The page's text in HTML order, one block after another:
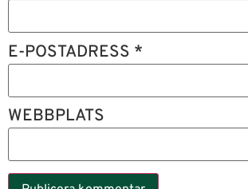
E-POSTADRESS *
WEBBPLATS